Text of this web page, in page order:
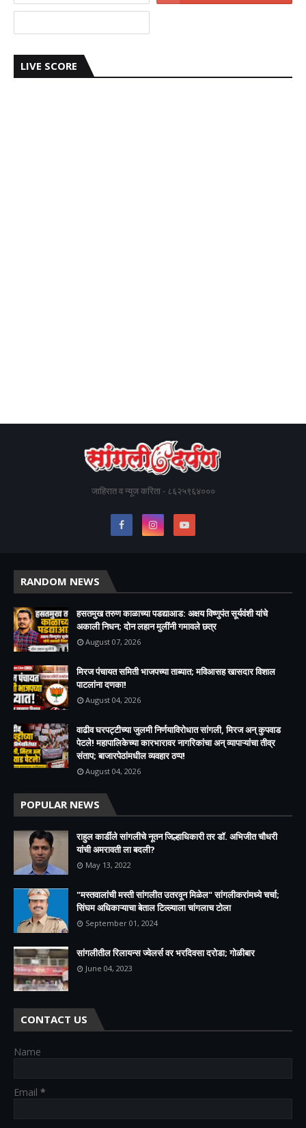
LIVE SCORE
जाहिरात व न्यूज करिता - ८६२५९६४०००
RANDOM NEWS
हसतमुख तरुण काळाच्या पडद्याआड: अक्षय विष्णुपंत सूर्यवंशी यांचे
अकाली निधन; दोन लहान मुलींनी गमावले छत्र
August 07, 2026
मिरज पंचायत समिती भाजपच्या ताब्यात; मविआसह खासदार विशाल
पाटलांना दणका!
August 04, 2026
वाढीव घरपट्टीच्या जुलमी निर्णयाविरोधात सांगली, मिरज अन् कुपवाड
पेटले! महापालिकेच्या कारभारावर नागरिकांचा अन् व्यापाऱ्यांचा तीव्र
संताप; बाजारपेठांमधील व्यवहार ठप्प!​
August 04, 2026
POPULAR NEWS
राहुल कार्डीले सांगलीचे नूतन जिल्हाधिकारी तर डॉ. अभिजीत चौधरी
यांची अमरावती ला बदली?
May 13, 2022
"मस्तवालांची मस्ती सांगलीत उतरवून मिळेल" सांगलीकरांमध्ये चर्चा;
सिंघम अधिकाऱ्याचा बेताल टिल्ल्याला चांगलाच टोला
September 01, 2024
सांगलीतील रिलायन्स ज्वेलर्स वर भरदिवसा दरोडा; गोळीबार
June 04, 2023
CONTACT US
Name
Email *